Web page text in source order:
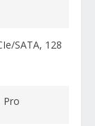
SATA, 128
Pro